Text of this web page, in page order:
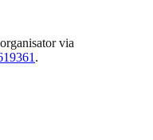
via
.